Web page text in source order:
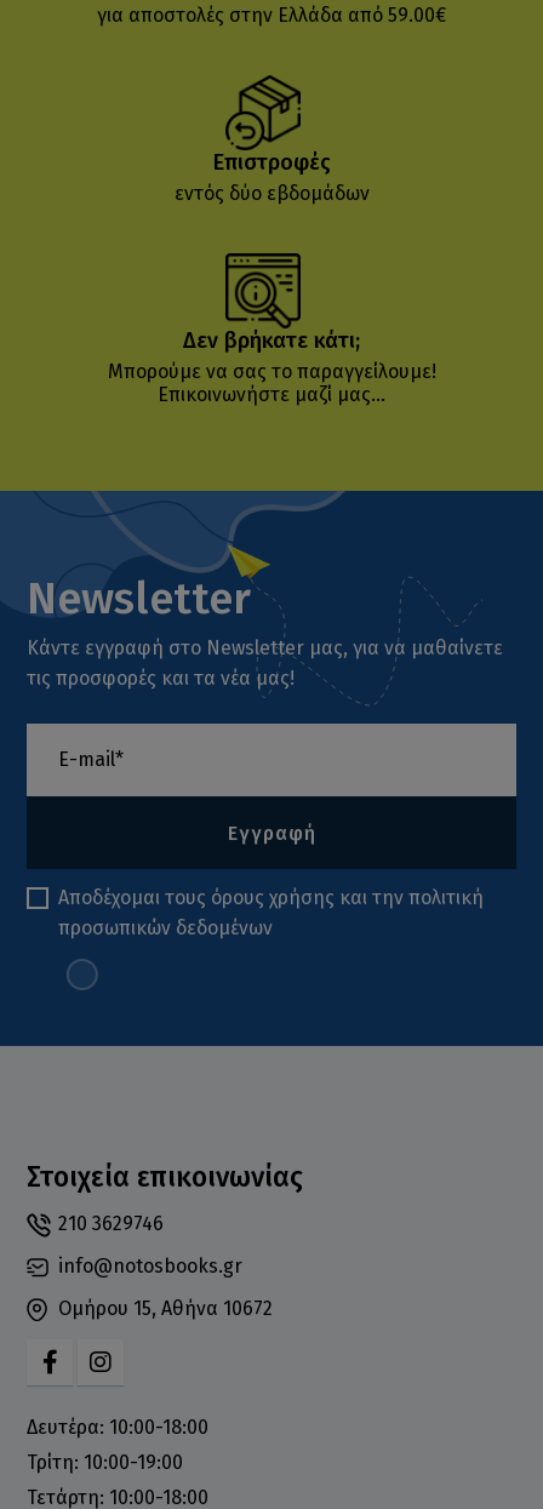
για αποστολές στην Ελλάδα από 59.00€
Επιστροφές
εντός δύο εβδομάδων
Δεν βρήκατε κάτι;
Μπορούμε να σας το παραγγείλουμε!
Επικοινωνήστε μαζί μας...
Newsletter
Κάντε εγγραφή στο Newsletter μας, για να μαθαίνετε
τις προσφορές και τα νέα μας!
Εγγραφή
Αποδέχομαι τους όρους χρήσης και τηνπολιτική
προσωπικών δεδομένων
Στοιχεία επικοινωνίας
210 3629746
info@notosbooks.gr
Ομήρου 15, Αθήνα 10672
Δευτέρα: 10:00-18:00
Τρίτη: 10:00-19:00
Τετάρτη: 10:00-18:00